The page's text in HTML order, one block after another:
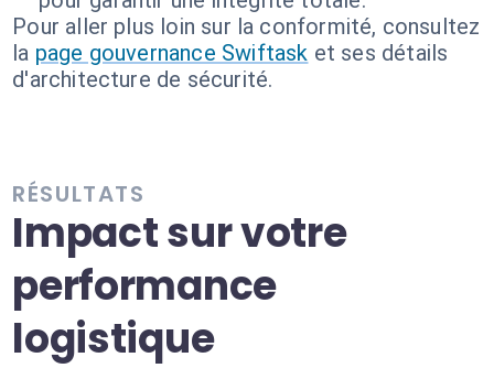
Pour aller plus loin sur la conformité, consultez
la page gouvernance Swiftask et ses détails
d'architecture de sécurité.
RÉSULTATS
Impact sur votre
performance
logistique